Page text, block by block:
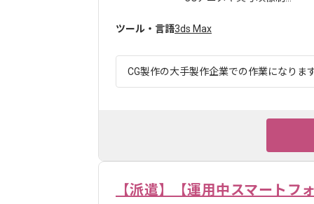
ツール・言語3ds Max
CG製作の大手製作企業での作業になりま
【派遣】【運用中スマートフ